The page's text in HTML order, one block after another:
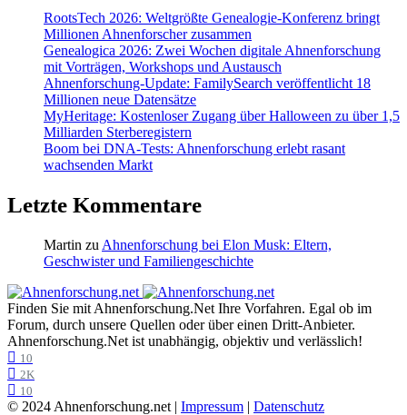
RootsTech 2026: Weltgrößte Genealogie-Konferenz bringt
Millionen Ahnenforscher zusammen
Genealogica 2026: Zwei Wochen digitale Ahnenforschung
mit Vorträgen, Workshops und Austausch
Ahnenforschung-Update: FamilySearch veröffentlicht 18
Millionen neue Datensätze
MyHeritage: Kostenloser Zugang über Halloween zu über 1,5
Milliarden Sterberegistern
Boom bei DNA-Tests: Ahnenforschung erlebt rasant
wachsenden Markt
Letzte Kommentare
Martin zu Ahnenforschung bei Elon Musk: Eltern,
Geschwister und Familiengeschichte
Finden Sie mit Ahnenforschung.Net Ihre Vorfahren. Egal ob im
Forum, durch unsere Quellen oder über einen Dritt-Anbieter.
Ahnenforschung.Net ist unabhängig, objektiv und verlässlich!
10
2K
10
© 2024 Ahnenforschung.net | Impressum | Datenschutz